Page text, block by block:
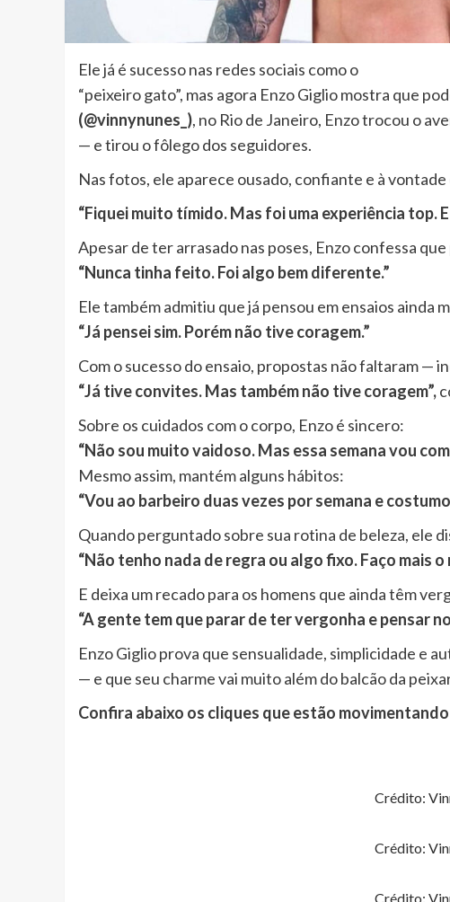
Ele já é sucesso nas redes sociais como o
“peixeiro gato”, mas agora Enzo Giglio mostra que
(@vinnynunes_), no Rio de Janeiro, Enzo trocou o
— e tirou o fôlego dos seguidores.
Nas fotos, ele aparece ousado, confiante e à
“Fiquei muito tímido. Mas foi uma experiência top.
Apesar de ter arrasado nas poses, Enzo confessa
“Nunca tinha feito. Foi algo bem diferente.”
Ele também admitiu que já pensou em ensaios ainda
“Já pensei sim. Porém não tive coragem.”
Com o sucesso do ensaio, propostas não faltaram —
“Já tive convites. Mas também não tive coragem”,
Sobre os cuidados com o corpo, Enzo é sincero:
“Não sou muito vaidoso. Mas essa semana vou
Mesmo assim, mantém alguns hábitos:
“Vou ao barbeiro duas vezes por semana e
Quando perguntado sobre sua rotina de beleza, ele
“Não tenho nada de regra ou algo fixo. Faço mais o
E deixa um recado para os homens que ainda têm
“A gente tem que parar de ter vergonha e pensar
Enzo Giglio prova que sensualidade, simplicidade e
— e que seu charme vai muito além do balcão da
Confira abaixo os cliques que estão
Crédito:
Crédito:
Crédito: